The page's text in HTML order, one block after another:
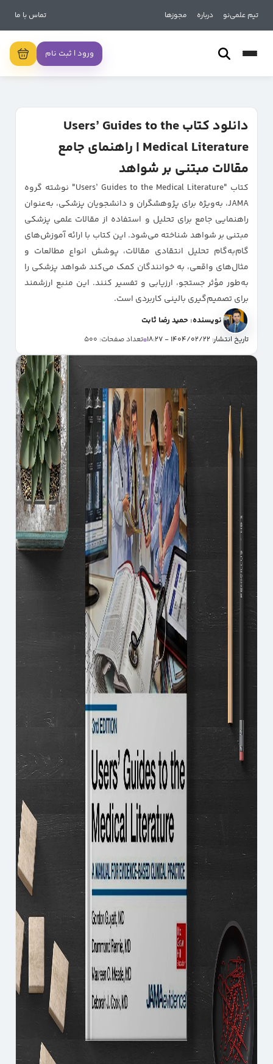
تیم علمی‌نو درباره مجوزها تماس با ما
ورود | ثبت نام
دانلود کتاب Users’ Guides to the
Medical Literature | راهنمای جامع
مقالات مبتنی بر شواهد
کتاب "Users’ Guides to the Medical Literature" نوشته گروه
JAMA، به‌ویژه برای پژوهشگران و دانشجویان پزشکی، به‌عنوان
راهنمایی جامع برای تحلیل و استفاده از مقالات علمی پزشکی
مبتنی بر شواهد شناخته می‌شود. این کتاب با ارائه آموزش‌های
گام‌به‌گام تحلیل انتقادی مقالات، پوشش انواع مطالعات و
مثال‌های واقعی، به خوانندگان کمک می‌کند شواهد پزشکی را
به‌طور مؤثر جستجو، ارزیابی و تفسیر کنند. این منبع ارزشمند
برای تصمیم‌گیری بالینی کاربردی است.
نویسنده: حمید رضا ثابت
تاریخ انتشار: 1404/02/22 - 18:27 تعداد صفحات: 500